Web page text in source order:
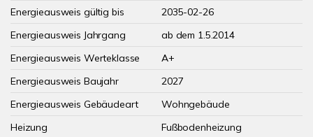
Energieausweis gültig bis
2035-02-26
Energieausweis Jahrgang
ab dem 1.5.2014
Energieausweis Werteklasse
A+
Energieausweis Baujahr
2027
Energieausweis Gebäudeart
Wohngebäude
Heizung
Fußbodenheizung